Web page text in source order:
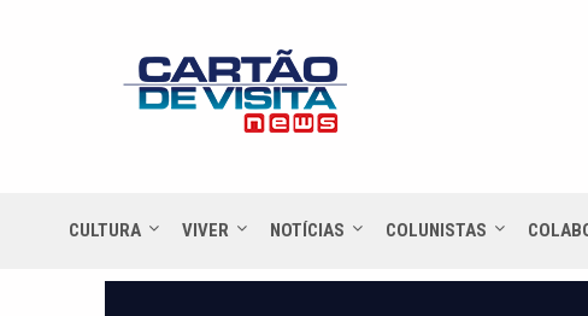
CULTURA VIVER NOTÍCIAS COLUNISTAS